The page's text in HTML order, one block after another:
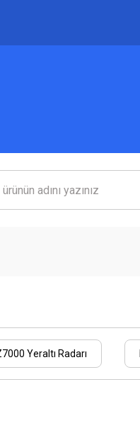
Yeraltı Radarı